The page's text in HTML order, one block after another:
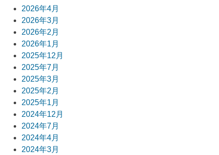
ビ
ゲ
ー
シ
ョ
ン
2026年4月
2026年3月
2026年2月
2026年1月
2025年12月
2025年7月
2025年3月
2025年2月
2025年1月
2024年12月
2024年7月
2024年4月
2024年3月